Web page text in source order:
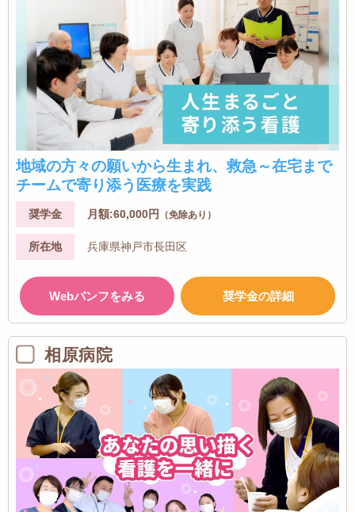
地域の方々の願いから生まれ、救急～在宅まで
チームで寄り添う医療を実践
奨学金 月額:60,000円 （免除あり）
所在地 兵庫県神戸市長田区
Webパンフをみる 奨学金の詳細
相原病院